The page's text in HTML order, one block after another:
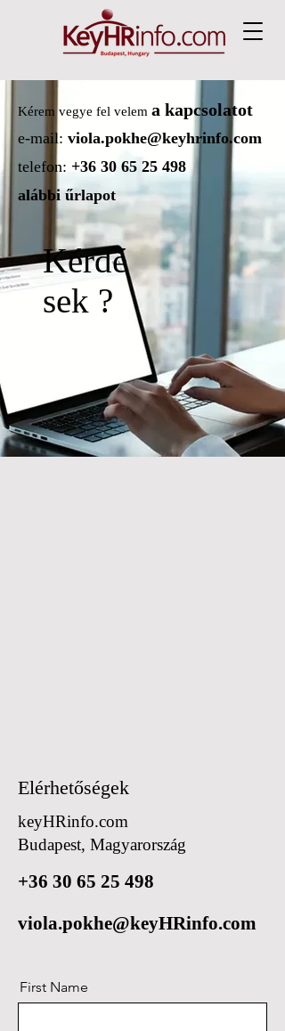
Kérem vegye fel velem a kapcsolatot
e-mail: viola.pokhe@keyhrinfo.com
telefon: +36 30 65 25 498
alábbi űrlapot
Kérdé
sek ?
Elérhetőségek
keyHRinfo.com
Budapest, Magyarország
+36 30 65 25 498
viola.pokhe@keyHRinfo.com
First Name